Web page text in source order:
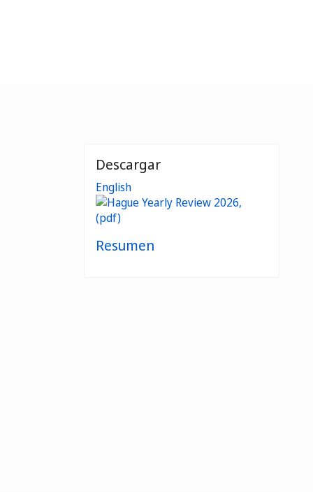
Descargar
English
Resumen